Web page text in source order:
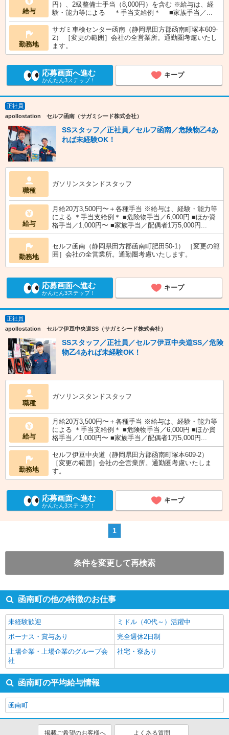
給与
円）、2級整備士手当（8,000円）を含む ※給与は、経
験・能力等による ＊手当支給例＊ ■家族手当／...
勤務地
サガミ車検センター函南（静岡県田方郡函南町塚本609-
2） ［変更の範囲］会社の全営業所。通勤圏考慮いたし
ます。
応募画面へ進む
かんたん3ステップ！
キープ
正社員
apollostation セルフ函南（サガミシード株式会社）
SSスタッフ／正社員／セルフ函南／危険物乙4あ
れば未経験OK！
職種
ガソリンスタンドスタッフ
給与
月給20万3,500円〜＋各種手当 ※給与は、経験・能力等
による ＊手当支給例＊ ■危険物手当／6,000円 ■ほか資
格手当／1,000円〜 ■家族手当／配偶者1万5,000円...
勤務地
セルフ函南（静岡県田方郡函南町肥田50-1） ［変更の範
囲］会社の全営業所。通勤圏考慮いたします。
応募画面へ進む
かんたん3ステップ！
キープ
正社員
apollostation セルフ伊豆中央道SS（サガミシード株式会社）
SSスタッフ／正社員／セルフ伊豆中央道SS／危険
物乙4あれば未経験OK！
職種
ガソリンスタンドスタッフ
給与
月給20万3,500円〜＋各種手当 ※給与は、経験・能力等
による ＊手当支給例＊ ■危険物手当／6,000円 ■ほか資
格手当／1,000円〜 ■家族手当／配偶者1万5,000円...
勤務地
セルフ伊豆中央道（静岡県田方郡函南町塚本609-2）
［変更の範囲］会社の全営業所。通勤圏考慮いたしま
す。
応募画面へ進む
かんたん3ステップ！
キープ
1
条件を変更して再検索
函南町の他の特徴のお仕事
未経験歓迎
ミドル（40代～）活躍中
ボーナス・賞与あり
完全週休2日制
上場企業・上場企業のグループ会
社
社宅・寮あり
函南町の平均給与情報
函南町
掲載ご希望のお客様へ よくある質問